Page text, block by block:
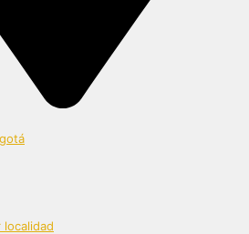
localidad